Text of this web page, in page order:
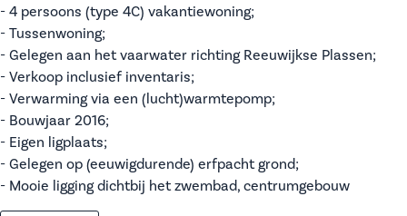
- 4 persoons (type 4C) vakantiewoning;
- Tussenwoning;
- Gelegen aan het vaarwater richting Reeuwijkse Plassen;
- Verkoop inclusief inventaris;
- Verwarming via een (lucht)warmtepomp;
- Bouwjaar 2016;
- Eigen ligplaats;
- Gelegen op (eeuwigdurende) erfpacht grond;
- Mooie ligging dichtbij het zwembad, centrumgebouw